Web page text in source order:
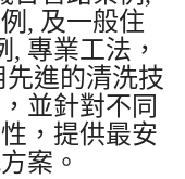
, 及一般住
專業工法，
進的清洗技
並針對不同
，提供最安
案。